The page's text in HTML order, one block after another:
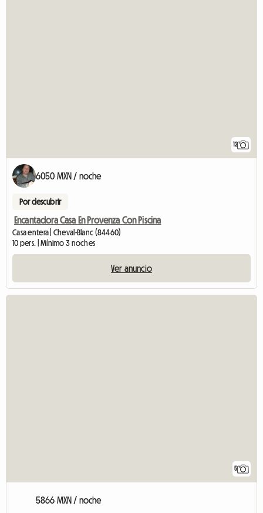
12
6050 MXN / noche
Por descubrir
Encantadora Casa En Provenza Con Piscina
Casa entera | Cheval-Blanc (84460)
10 pers. | Mínimo 3 noches
Ver anuncio
5
5866 MXN / noche